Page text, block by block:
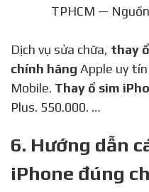
TPHCM —
Dịch vụ sửa chữa, thay
chính hãng Apple uy tín
Mobile. Thay ổ sim
Plus. 550.000. …
6. Hướng dẫn
iPhone đúng